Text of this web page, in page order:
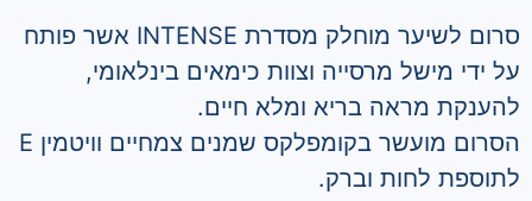
סרום לשיער מוחלק מסדרת INTENSE אשר פותח
על ידי מישל מרסייה וצוות כימאים בינלאומי,
להענקת מראה בריא ומלא חיים.
הסרום מועשר בקומפלקס שמנים צמחיים וויטמין E
לתוספת לחות וברק.